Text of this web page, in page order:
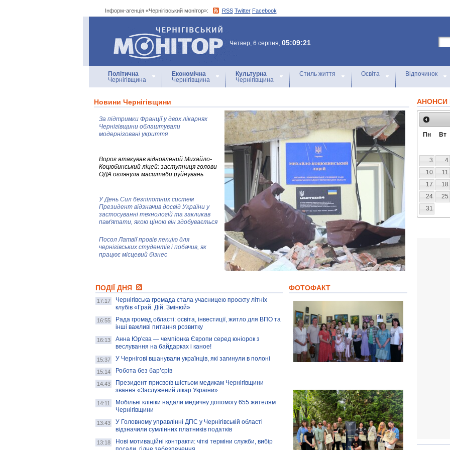
Інформ-агенція «Чернігівський монітор»: RSS Twitter Facebook
Інформ-агенція
«Чернігівський монітор»
Четвер, 6 серпня, 05:09:21
Політична
Чернігівщина
Економічна
Чернігівщина
Культурна
Чернігівщина
Стиль життя Освіта Відпочинок
Новини Чернігівщини
За підтримки Франції у двох лікарнях
Чернігівщини облаштували
модернізовані укриття
Ворог атакував відновлений Михайло-
Коцюбинський ліцей: заступниця голови
ОДА оглянула масштаби руйнувань
У День Сил безпілотних систем
Президент відзначив досвід України у
застосуванні технологій та закликав
пам'ятати, якою ціною він здобувається
Посол Латвії провів лекцію для
чернігівських студентів і побачив, як
працює місцевий бізнес
колекцію про війну, емоції та тварин
AB InBev Efes Україна підтримала
навчальний проєкт "Молодіжна бізнес-
школа", спрямований на розвиток
підприємництва у Чернігівській області
Золота тварина: видання Forbes
написало про чернігівця Патрона: хто і
скільки на ньому заробляє? І куди
витрачають?
ПОДІЇ ДНЯ
17:17
Чернігівська громада стала учасницею проєкту літніх
клубів «Грай. Дій. Змінюй»
16:55
Рада громад області: освіта, інвестиції, житло для ВПО та
інші важливі питання розвитку
16:13
Анна Юр'єва — чемпіонка Європи серед юніорок з
веслування на байдарках і каное!
15:37 У Чернігові вшанували українців, які загинули в полоні
15:14 Робота без бар’єрів
14:43
Президент присвоїв шістьом медикам Чернігівщини
звання «Заслужений лікар України»
14:11
Мобільні клініки надали медичну допомогу 655 жителям
Чернігівщини
13:43
У Головному управлінні ДПС у Чернігівській області
відзначили сумлінних платників податків
13:18
Нові мотиваційні контракти: чіткі терміни служби, вибір
ФОТОФАКТ
АНОНСИ
Пн Вт
3
4
10
11
17
18
24
25
31